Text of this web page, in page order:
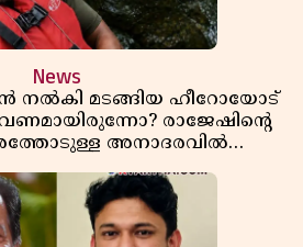
News
നൽകി മടങ്ങിയ ഹീറോയോട്
രാജേഷിൻ്റെ
അനാദരവിൽ